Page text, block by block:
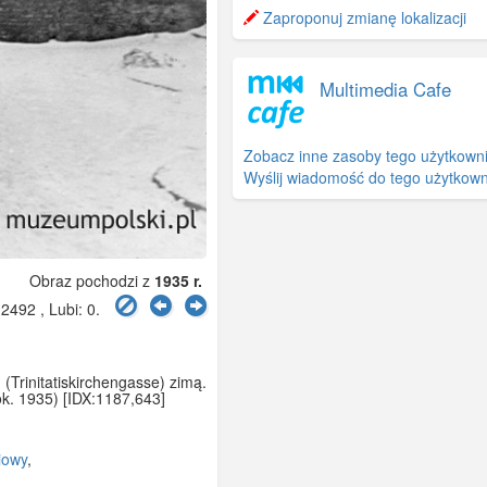
Obraz pochodzi z 1935 r.
, Lubi: 0.
zimą.
1935) [IDX:1187,643]
,
−
Zaproponuj zmianę lokalizacji
Multimedia Cafe
Zobacz inne zasoby tego
Wyślij wiadomość do tego